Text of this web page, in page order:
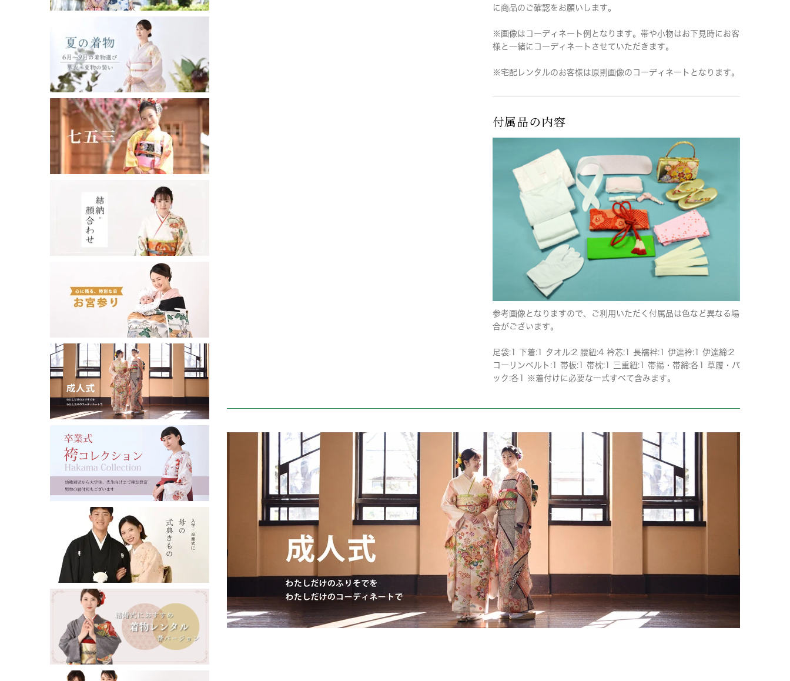
に商品のご確認をお願いします。
※画像はコーディネート例となります。帯や小物はお下見時にお客
様と一緒にコーディネートさせていただきます。
※宅配レンタルのお客様は原則画像のコーディネートとなります。
付属品の内容
参考画像となりますので、ご利用いただく付属品は色など異なる場
合がございます。
足袋:1 下着:1 タオル:2 腰紐:4 衿芯:1 長襦袢:1 伊達衿:1 伊達締:2
コーリンベルト:1 帯板:1 帯枕:1 三重紐:1 帯揚・帯締:各1 草履・バ
ック:各1 ※着付けに必要な一式すべて含みます。